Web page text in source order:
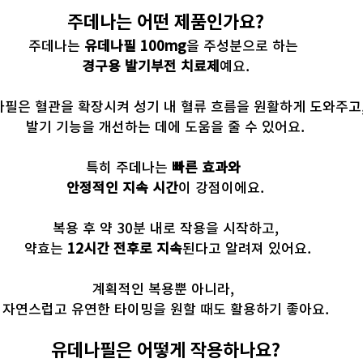
주데나는 어떤 제품인가요?
주데나는 유데나필 100mg을 주성분으로 하는
경구용 발기부전 치료제 예요.
필은 혈관을 확장시켜 성기 내 혈류 흐름을 원활하게 도와주
발기 기능을 개선하는 데에 도움을 줄 수 있어요.
특히 주데나는 빠른 효과와
안정적인 지속 시간이 강점이에요.
복용 후 약 30분 내로 작용을 시작하고,
약효는 12시간 전후로 지속된다고 알려져 있어요.
계획적인 복용뿐 아니라,
자연스럽고 유연한 타이밍을 원할 때도 활용하기 좋아요.
유데나필은 어떻게 작용하나요?